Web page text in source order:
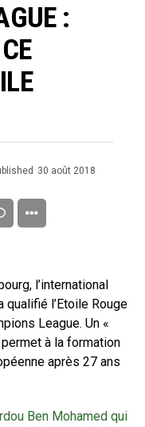
:
30 août 2018
l’international
qualifié l’Etoile Rouge
League. Un «
à la formation
après 27 ans
Ben Mohamed qui